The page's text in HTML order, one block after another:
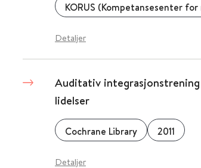
KORUS (Kompetansesenter
Detaljer
Auditativ
lidelser
Cochrane Library 2011
Detaljer